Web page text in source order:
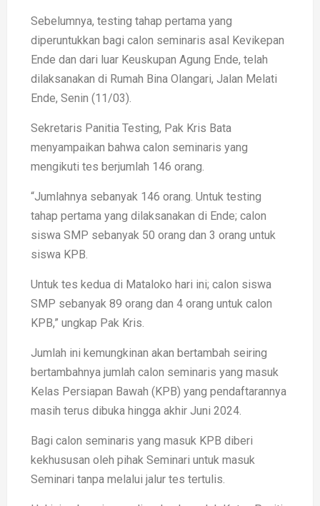
Sebelumnya, testing tahap pertama yang
diperuntukkan bagi calon seminaris asal Kevikepan
Ende dan dari luar Keuskupan Agung Ende, telah
dilaksanakan di Rumah Bina Olangari, Jalan Melati
Ende, Senin (11/03).
Sekretaris Panitia Testing, Pak Kris Bata
menyampaikan bahwa calon seminaris yang
mengikuti tes berjumlah 146 orang.
“Jumlahnya sebanyak 146 orang. Untuk testing
tahap pertama yang dilaksanakan di Ende; calon
siswa SMP sebanyak 50 orang dan 3 orang untuk
siswa KPB.
Untuk tes kedua di Mataloko hari ini; calon siswa
SMP sebanyak 89 orang dan 4 orang untuk calon
KPB,” ungkap Pak Kris.
Jumlah ini kemungkinan akan bertambah seiring
bertambahnya jumlah calon seminaris yang masuk
Kelas Persiapan Bawah (KPB) yang pendaftarannya
masih terus dibuka hingga akhir Juni 2024.
Bagi calon seminaris yang masuk KPB diberi
kekhususan oleh pihak Seminari untuk masuk
Seminari tanpa melalui jalur tes tertulis.